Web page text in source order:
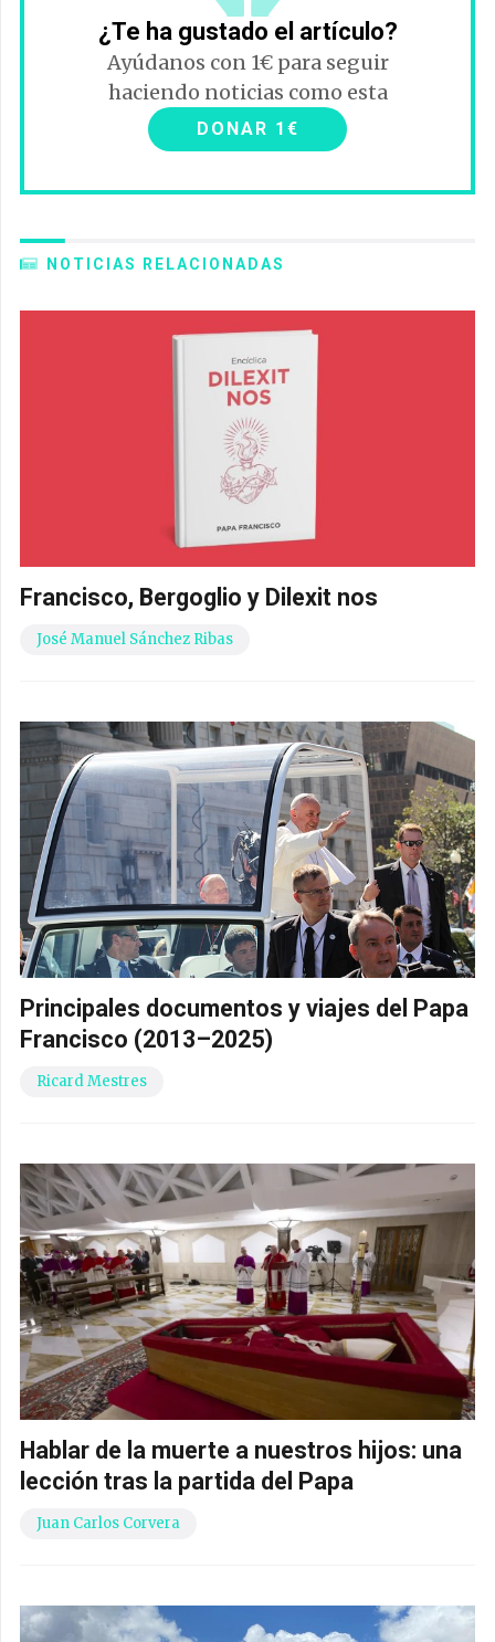
¿Te ha gustado el artículo?
Ayúdanos con 1€ para seguir
haciendo noticias como esta
DONAR 1€
NOTICIAS RELACIONADAS
Francisco, Bergoglio y Dilexit nos
José Manuel Sánchez Ribas
Principales documentos y viajes del Papa
Francisco (2013–2025)
Ricard Mestres
Hablar de la muerte a nuestros hijos: una
lección tras la partida del Papa
Juan Carlos Corvera